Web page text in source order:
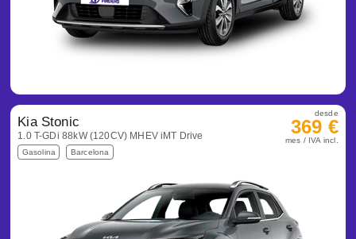
Kia Stonic
1.0 T-GDi 88kW (120CV) MHEV iMT Drive
Gasolina Barcelona
desde
369 €
mes / IVA incl.